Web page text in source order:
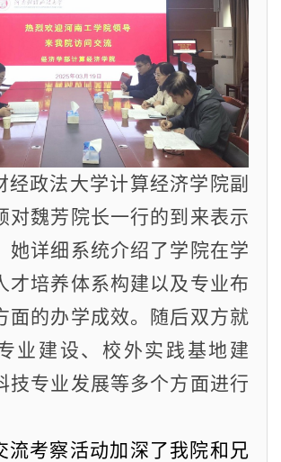
经政法大学计算经济学院副
对魏芳院长一行的到来表示
她详细系统介绍了学院在学
才培养体系构建以及专业布
面的办学成效。随后双方就
业建设、校外实践基地建
技专业发展等多个方面进行
流考察活动加深了我院和兄